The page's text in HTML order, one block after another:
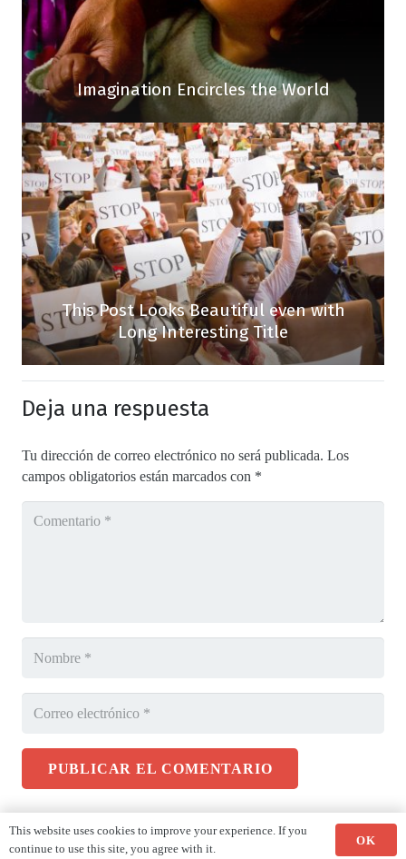
Imagination Encircles the World
This Post Looks Beautiful even with
Long Interesting Title
Deja una respuesta
Tu dirección de correo electrónico no será publicada. Los
campos obligatorios están marcados con *
PUBLICAR EL COMENTARIO
This website uses cookies to improve your experience. If you
continue to use this site, you agree with it.
OK